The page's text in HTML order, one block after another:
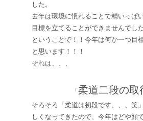
した。
去年は環境に慣れることで精いっぱ
目標を立てることができませんでし
ということで！！今年は何か一つ目
と思います！！！
それは、、、
「 柔道二段の取
そろそろ「柔道は初段です、、、笑
しくなってきたので、今年はどや顔